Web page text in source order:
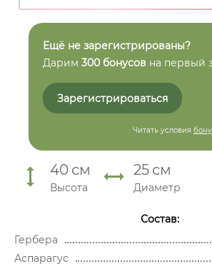
Ещё не зарегистрированы?
Дарим 300 бонусов на первый
Зарегистрироваться
Читать условия
40 см
Высота
25 см
Диаметр
Состав:
Гербера
Аспарагус